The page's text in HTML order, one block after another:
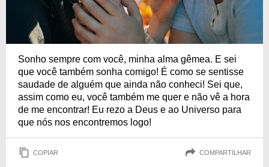
Sonho sempre com você, minha alma gêmea. E sei
que você também sonha comigo! É como se sentisse
saudade de alguém que ainda não conheci! Sei que,
assim como eu, você também me quer e não vê a hora
de me encontrar! Eu rezo a Deus e ao Universo para
que nós nos encontremos logo!
COPIAR COMPARTILHAR